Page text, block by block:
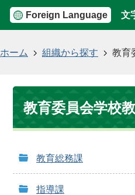
Foreign Language 文
ホーム 組織から探す 教育
教育委員会学校
教育総務課
指導課